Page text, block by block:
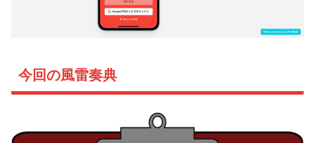
今回の風雷奏典